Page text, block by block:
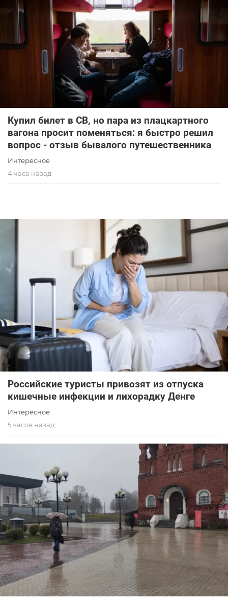
Купил билет в СВ, но пара из плацкартного
вагона просит поменяться: я быстро решил
вопрос - отзыв бывалого путешественника
Интересное
4 часа назад
Российские туристы привозят из отпуска
кишечные инфекции и лихорадку Денге
Интересное
5 часов назад